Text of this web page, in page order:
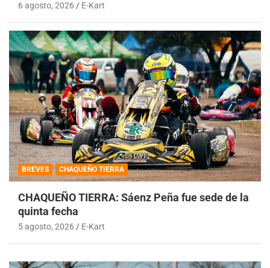
6 agosto, 2026 E-Kart
BREVES CHAQUEÑO TIERRA
CHAQUEÑO TIERRA: Sáenz Peña fue sede de la
quinta fecha
5 agosto, 2026 E-Kart